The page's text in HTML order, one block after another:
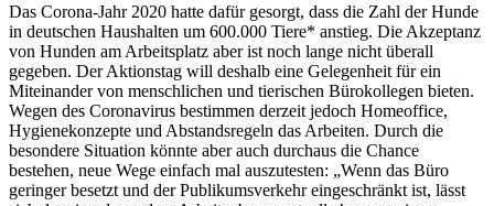
Das Corona-Jahr 2020 hatte dafür gesorgt, dass die Zahl der Hunde
in deutschen Haushalten um 600.000 Tiere* anstieg. Die Akzeptanz
von Hunden am Arbeitsplatz aber ist noch lange nicht überall
gegeben. Der Aktionstag will deshalb eine Gelegenheit für ein
Miteinander von menschlichen und tierischen Bürokollegen bieten.
Wegen des Coronavirus bestimmen derzeit jedoch Homeoffice,
Hygienekonzepte und Abstandsregeln das Arbeiten. Durch die
besondere Situation könnte aber auch durchaus die Chance
bestehen, neue Wege einfach mal auszutesten: „Wenn das Büro
geringer besetzt und der Publikumsverkehr eingeschränkt ist, lässt